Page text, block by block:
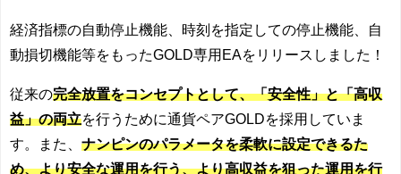
経済指標の自動停止機能、時刻を指定しての停止機能、自
動損切機能等をもったGOLD専用EAをリリースしました！
従来の完全放置をコンセプトとして、「安全性」と「高収
益」の両立を行うために通貨ペアGOLDを採用していま
す。また、 ナンピンのパラメータを柔軟に設定できるた
め、より安全な運用を行う、より高収益を狙った運用を行